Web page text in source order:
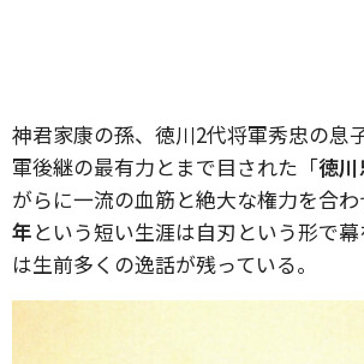
神君家康の孫、徳川2代将軍秀忠の息
軍後継の最有力とまで目された「徳川
がらに一流の血筋と絶大な権力を合わ
年という短い生涯は自刃という形で
は生前多くの逸話が残っている。